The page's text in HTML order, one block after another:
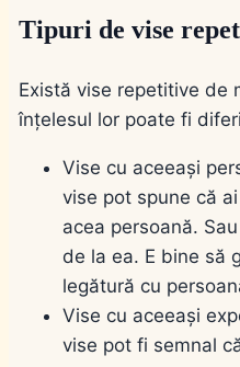
Tipuri de vise
Există vise repetitive de
înțelesul lor poate fi
Vise cu aceeași
vise pot spune că
acea persoană.
de la ea. E bine să
legătură cu
Vise cu aceeași
vise pot fi semnal